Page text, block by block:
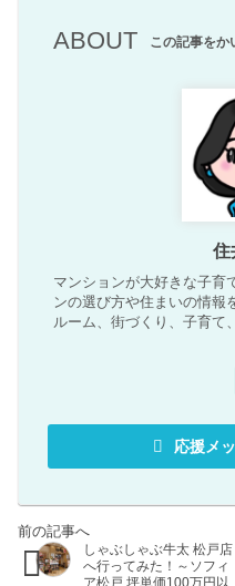
ABOUT この記事をか
住
マンションが大好きな子育
ンの選び方や住まいの情報
ルーム、街づくり、子育て
応援メ
しゃぶしゃぶ牛太 松戸店
へ行ってみた！～ソフィ
ア松戸 坪単価100万円以